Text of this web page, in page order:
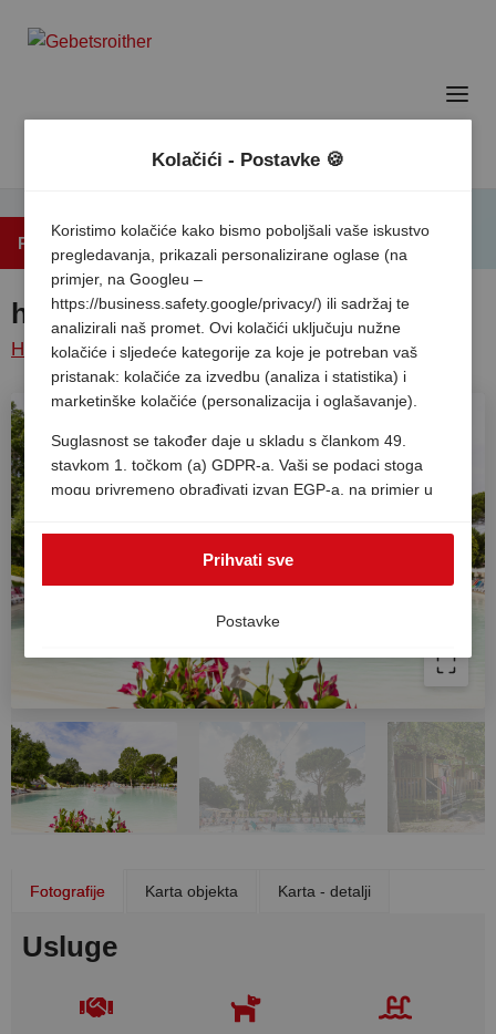
Povratak na popis
hu Altomincio village
Home / Italija / Jezero
garda /
Salionze / Hu altomincio
village
Fotografije Karta objekta Karta - detalji
Usluge
Kolačići - Postavke 🍪
Koristimo kolačiće kako bismo poboljšali vaše iskustvo
pregledavanja, prikazali personalizirane oglase (na
primjer, na Googleu –
https://business.safety.google/privacy/) ili sadržaj te
analizirali naš promet. Ovi kolačići uključuju nužne
kolačiće i sljedeće kategorije za koje je potreban vaš
pristanak: kolačiće za izvedbu (analiza i statistika) i
marketinške kolačiće (personalizacija i oglašavanje).
Suglasnost se također daje u skladu s člankom 49.
stavkom 1. točkom (a) GDPR-a. Vaši se podaci stoga
mogu privremeno obrađivati izvan EGP-a, na primjer u
visoka razina zaštite podataka u Europi i postoji rizik da
će američke vlasti obrađivati podatke u svrhe kontrole i
nadzora bez učinkovitih pravnih lijekova. Svoju privolu
Postavke
Prihvati sve